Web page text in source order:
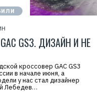
GS3. ДИЗАЙН И НЕ
кроссовер GAC GS3
в начале июня, а
у нас стал дизайнер
Лебедев…